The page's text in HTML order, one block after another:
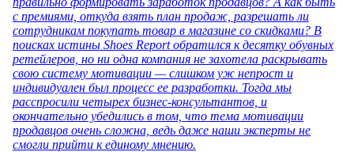
с премиями, откуда взять план продаж, разрешать ли
сотрудникам покупать товар в магазине со скидками? В
поисках истины Shoes Report обратился к десятку обувных
ретейлеров, но ни одна компания не захотела раскрывать
свою систему мотивации — слишком уж непрост и
индивидуален был процесс ее разработки. Тогда мы
расспросили четырех бизнес-консультантов, и
окончательно убедились в том, что тема мотивации
продавцов очень сложна, ведь даже наши эксперты не
смогли прийти к единому мнению.